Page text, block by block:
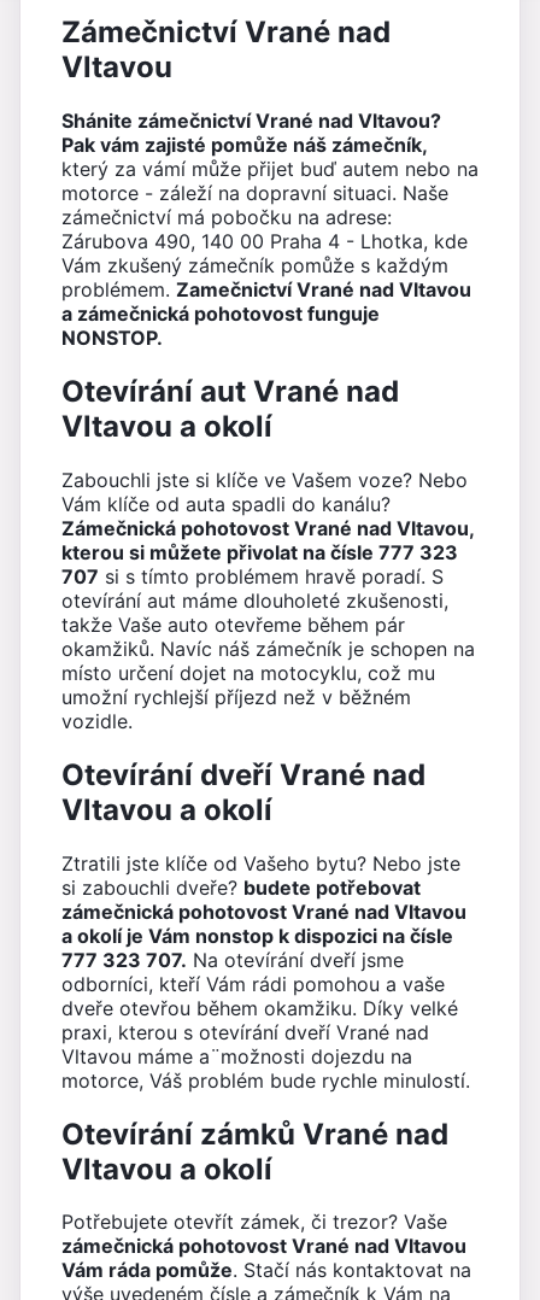
Zámečnictví Vrané nad
Vltavou
Shánite zámečnictví Vrané nad Vltavou?
Pak vám zajisté pomůže náš zámečník,
který za vámí může přijet buď autem nebo na
motorce - záleží na dopravní situaci. Naše
zámečnictví má pobočku na adrese:
Zárubova 490, 140 00 Praha 4 - Lhotka, kde
Vám zkušený zámečník pomůže s každým
problémem. Zamečnictví Vrané nad Vltavou
a zámečnická pohotovost funguje
NONSTOP.
Otevírání aut Vrané nad
Vltavou a okolí
Zabouchli jste si klíče ve Vašem voze? Nebo
Vám klíče od auta spadli do kanálu?
Zámečnická pohotovost Vrané nad Vltavou,
kterou si můžete přivolat na čísle 777 323
707 si s tímto problémem hravě poradí. S
otevírání aut máme dlouholeté zkušenosti,
takže Vaše auto otevřeme během pár
okamžiků. Navíc náš zámečník je schopen na
místo určení dojet na motocyklu, což mu
umožní rychlejší příjezd než v běžném
vozidle.
Otevírání dveří Vrané nad
Vltavou a okolí
Ztratili jste klíče od Vašeho bytu? Nebo jste
si zabouchli dveře? budete potřebovat
zámečnická pohotovost Vrané nad Vltavou
a okolí je Vám nonstop k dispozici na čísle
777 323 707. Na otevírání dveří jsme
odborníci, kteří Vám rádi pomohou a vaše
dveře otevřou během okamžiku. Díky velké
praxi, kterou s otevírání dveří Vrané nad
Vltavou máme a¨možnosti dojezdu na
motorce, Váš problém bude rychle minulostí.
Otevírání zámků Vrané nad
Vltavou a okolí
Potřebujete otevřít zámek, či trezor? Vaše
zámečnická pohotovost Vrané nad Vltavou
Vám ráda pomůže. Stačí nás kontaktovat na
výše uvedeném čísle a zámečník k Vám na